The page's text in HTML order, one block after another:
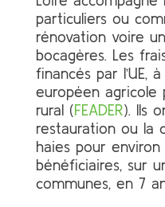
particuliers ou
rénovation voire
bocagères. Les
financés par l’UE,
européen agricole
rural (FEADER). Ils
restauration ou la
haies pour
bénéficiaires, sur
communes, en 7